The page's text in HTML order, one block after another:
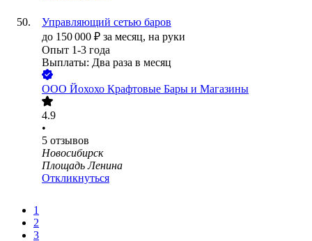
Управляющий сетью баров
до 150 000 ₽ за месяц, на руки
Опыт 1-3 года
Выплаты: Два раза в месяц
ООО Йохохо Крафтовые Бары и Магазины
4.9
•
5 отзывов
Новосибирск
Площадь Ленина
Откликнуться
1
2
3